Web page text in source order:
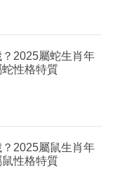
2025屬蛇生肖年
性格特質
2025屬鼠生肖年
性格特質